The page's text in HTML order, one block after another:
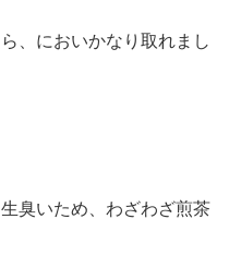
、においかなり取れまし
臭いため、わざわざ煎茶